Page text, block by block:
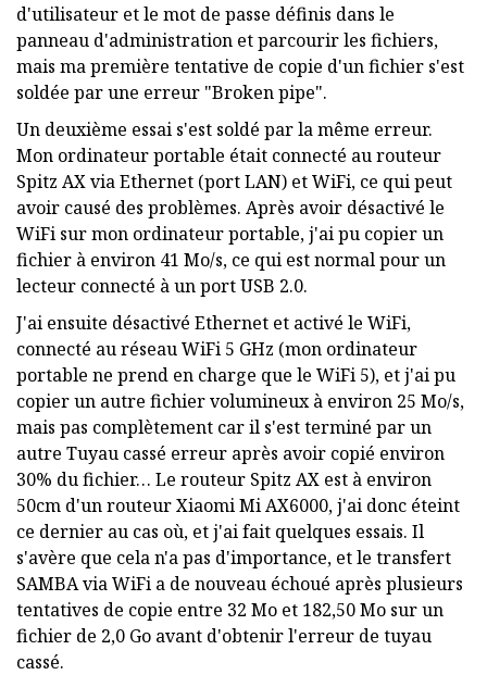
d'utilisateur et le mot de passe définis dans le
panneau d'administration et parcourir les fichiers,
mais ma première tentative de copie d'un fichier s'est
soldée par une erreur "Broken pipe".
Un deuxième essai s'est soldé par la même erreur.
Mon ordinateur portable était connecté au routeur
Spitz AX via Ethernet (port LAN) et WiFi, ce qui peut
avoir causé des problèmes. Après avoir désactivé le
WiFi sur mon ordinateur portable, j'ai pu copier un
fichier à environ 41 Mo/s, ce qui est normal pour un
lecteur connecté à un port USB 2.0.
J'ai ensuite désactivé Ethernet et activé le WiFi,
connecté au réseau WiFi 5 GHz (mon ordinateur
portable ne prend en charge que le WiFi 5), et j'ai pu
copier un autre fichier volumineux à environ 25 Mo/s,
mais pas complètement car il s'est terminé par un
autre Tuyau cassé erreur après avoir copié environ
30% du fichier… Le routeur Spitz AX est à environ
50cm d'un routeur Xiaomi Mi AX6000, j'ai donc éteint
ce dernier au cas où, et j'ai fait quelques essais. Il
s'avère que cela n'a pas d'importance, et le transfert
SAMBA via WiFi a de nouveau échoué après plusieurs
tentatives de copie entre 32 Mo et 182,50 Mo sur un
fichier de 2,0 Go avant d'obtenir l'erreur de tuyau
cassé.